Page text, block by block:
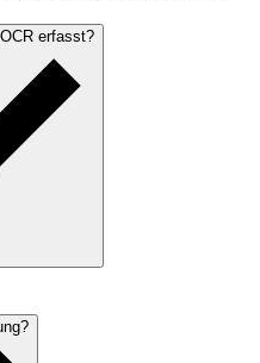
erfasst?
Rechnungsnummer,
kein Abtippen mehr